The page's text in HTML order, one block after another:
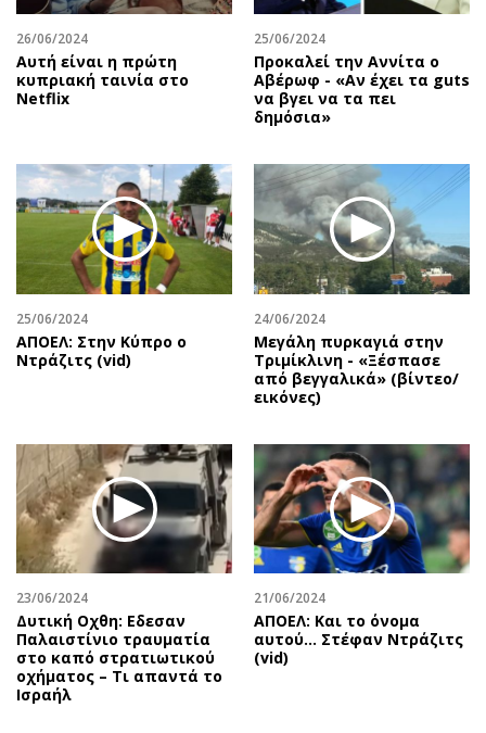
26/06/2024
Αυτή είναι η πρώτη
κυπριακή ταινία στο
Netflix
25/06/2024
Προκαλεί την Αννίτα ο
Αβέρωφ - «Αν έχει τα guts
να βγει να τα πει
δημόσια»
25/06/2024
ΑΠΟΕΛ: Στην Κύπρο ο
Ντράζιτς (vid)
24/06/2024
Μεγάλη πυρκαγιά στην
Τριμίκλινη - «Ξέσπασε
από βεγγαλικά» (βίντεο/
εικόνες)
23/06/2024
Δυτική Οχθη: Εδεσαν
Παλαιστίνιο τραυματία
στο καπό στρατιωτικού
οχήματος – Τι απαντά το
Ισραήλ
21/06/2024
ΑΠΟΕΛ: Και το όνομα
αυτού... Στέφαν Ντράζιτς
(vid)